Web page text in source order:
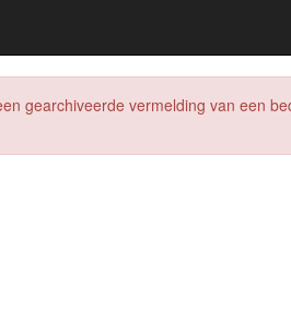
gearchiveerde vermelding van een